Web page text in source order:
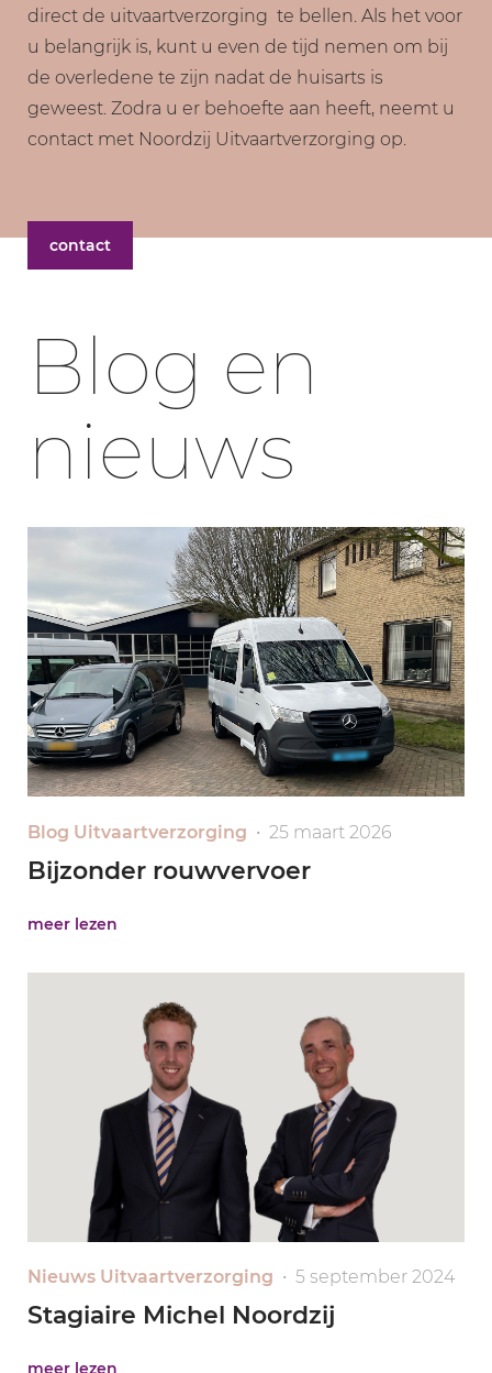
direct de uitvaartverzorging te bellen. Als het voor
u belangrijk is, kunt u even de tijd nemen om bij
de overledene te zijn nadat de huisarts is
geweest. Zodra u er behoefte aan heeft, neemt u
contact met Noordzij Uitvaartverzorging op.
contact
Blog en
nieuws
Blog Uitvaartverzorging • 25 maart 2026
Bijzonder rouwvervoer
meer lezen
Nieuws Uitvaartverzorging • 5 september 2024
Stagiaire Michel Noordzij
meer lezen